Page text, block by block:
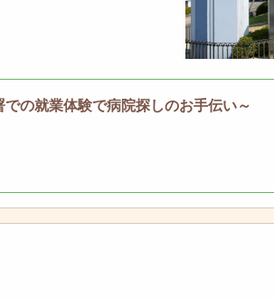
の就業体験で病院探しのお手伝い～